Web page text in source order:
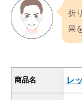
折
果
商品名 レ